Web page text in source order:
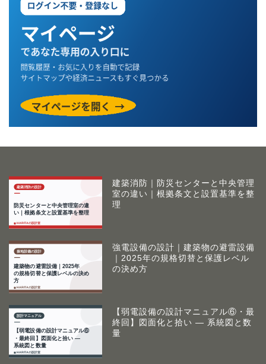
建築消防｜防災センターと中央管理
室の違い｜根拠条文と設置基準を整
理
強電設備の設計｜建築物の避雷設備
｜2025年の規格切替と保護レベル
の決め方
【弱電設備の設計マニュアル⑥・最
終回】図面化と拾い ― 系統図と数
量